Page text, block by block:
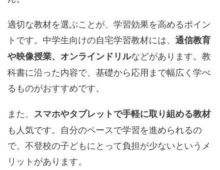
適切な教材を選ぶことが、学習効果を高めるポイン
トです。中学生向けの自宅学習教材には、 通信教育
や映像授業、オンラインドリルなどがあります。教
科書に沿った内容で、基礎から応用まで幅広く学べ
るものがおすすめです。
また、 スマホやタブレットで手軽に取り組める教材
も人気です。自分のペースで学習を進められるの
で、不登校の子どもにとって負担が少ないというメ
リットがあります。